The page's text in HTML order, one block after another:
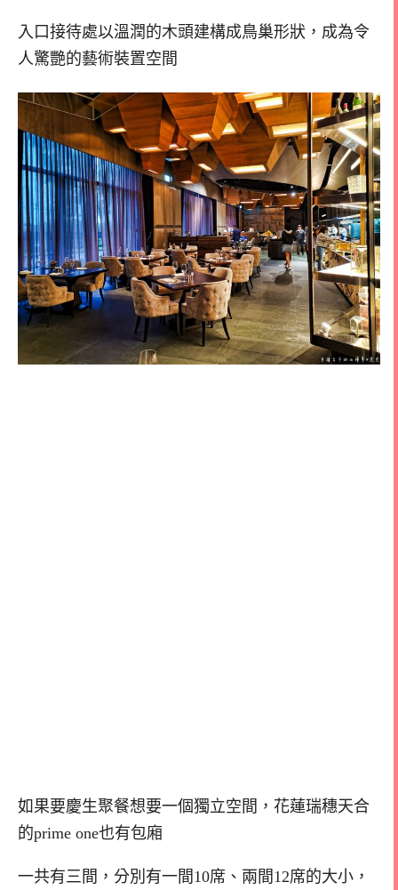
入口接待處以溫潤的木頭建構成鳥巢形狀，成為令
人驚艷的藝術裝置空間
如果要慶生聚餐想要一個獨立空間，花蓮瑞穗天合
的prime one也有包廂
一共有三間，分別有一間10席、兩間12席的大小，